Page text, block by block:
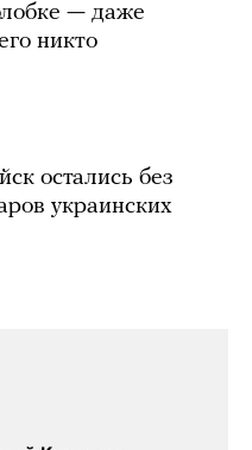
— даже
никто
остались без
украинских